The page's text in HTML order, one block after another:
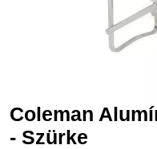
Coleman
- Szürke